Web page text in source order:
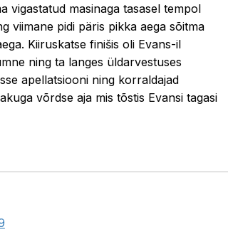
vigastatud masinaga tasasel tempol
viimane pidi päris pikka aega sõitma
Kiiruskatse finišis oli Evans-il
ning ta langes üldarvestuses
apellatsiooni ning korraldajad
võrdse aja mis tõstis Evansi tagasi